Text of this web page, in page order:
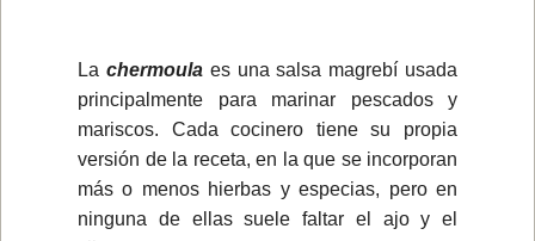
La chermoulaes una salsa magrebí usada
principalmente para marinar pescados y
mariscos. Cada cocinero tiene su propia
versión de la receta, en la que se incorporan
más o menos hierbas y especias, pero en
ninguna de ellas suele faltar el ajo y el